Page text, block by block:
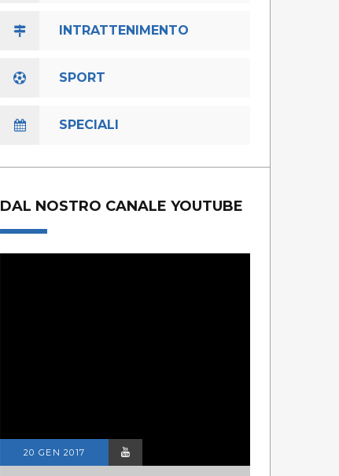
INTRATTENIMENTO
SPORT
SPECIALI
DAL NOSTRO CANALE YOUTUBE
20 GEN 2017